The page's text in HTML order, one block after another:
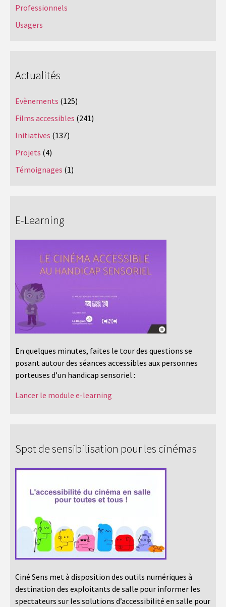
Professionnels
Usagers
Actualités
Evènements (125)
Films accessibles (241)
Initiatives (137)
Projets (4)
Témoignages (1)
E-Learning
En quelques minutes, faites le tour des questions se
posant autour des séances accessibles aux personnes
porteuses d’un handicap sensoriel :
Lancer le module e-learning
Spot de sensibilisation pour les cinémas
Ciné Sens met à disposition des outils numériques à
destination des exploitants de salle pour informer les
spectateurs sur les solutions d’accessibilité en salle pour